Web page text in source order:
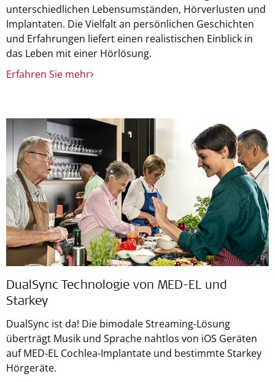
unterschiedlichen Lebensumständen, Hörverlusten und
Implantaten. Die Vielfalt an persönlichen Geschichten
und Erfahrungen liefert einen realistischen Einblick in
das Leben mit einer Hörlösung.
Erfahren Sie mehr
DualSync Technologie von MED-EL und
Starkey
DualSync ist da! Die bimodale Streaming-Lösung
überträgt Musik und Sprache nahtlos von iOS Geräten
auf MED-EL Cochlea-Implantate und bestimmte Starkey
Hörgeräte.